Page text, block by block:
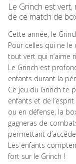
Le Grinch est vert,
de ce match de
Cette année, le
Pour celles qui ne le
tout vert qui n’aime
Le Grinch est
enfants durant la
Ce jeu du Grinch te
enfants et de
ou en défense, la
gagneras de
permettant
Les enfants
fort sur le Grinch !